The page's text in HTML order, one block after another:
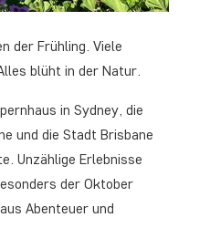
der Frühling. Viele
blüht in der Natur.
in Sydney, die
und die Stadt Brisbane
Unzählige Erlebnisse
der Oktober
Abenteuer und